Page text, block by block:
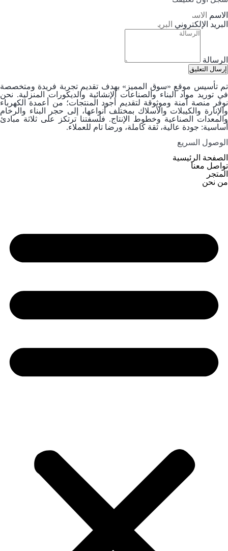
الاسم
البريد الإلكتروني
الرسالة
إرسال التعليق
تم تأسيس موقع «سوق المميز» بهدف تقديم تجربة فريدة ومتخصصة
في توريد مواد البناء والصناعات الإنشائية والديكورات المنزلية. نحن
نوفر منصة آمنة وموثوقة لتقديم أجود المنتجات؛ من
أعمدة الكهرباء
والإنارة و الكيبلات والأسلاك بمختلف أنواعها، إلى حجر البناء والرخام
والمعدات الصناعية وخطوط الإنتاج. فلسفتنا ترتكز على ثلاثة مبادئ
أساسية: جودة عالية، ثقة كاملة، ورضا تام للعملاء.
الوصول السریع
الصفحة الرئيسية
تواصل معنا
المتجر
من نحن